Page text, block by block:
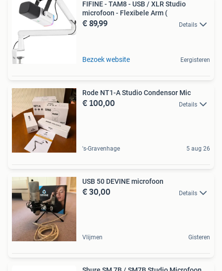
FIFINE - TAM8 - USB / XLR Studio
microfoon - Flexibele Arm (
€ 89,99 Details
Bezoek website Eergisteren
Rode NT1-A Studio Condensor Mic
€ 100,00 Details
's-Gravenhage 5 aug 26
USB 50 DEVINE microfoon
€ 30,00 Details
Vlijmen Gisteren